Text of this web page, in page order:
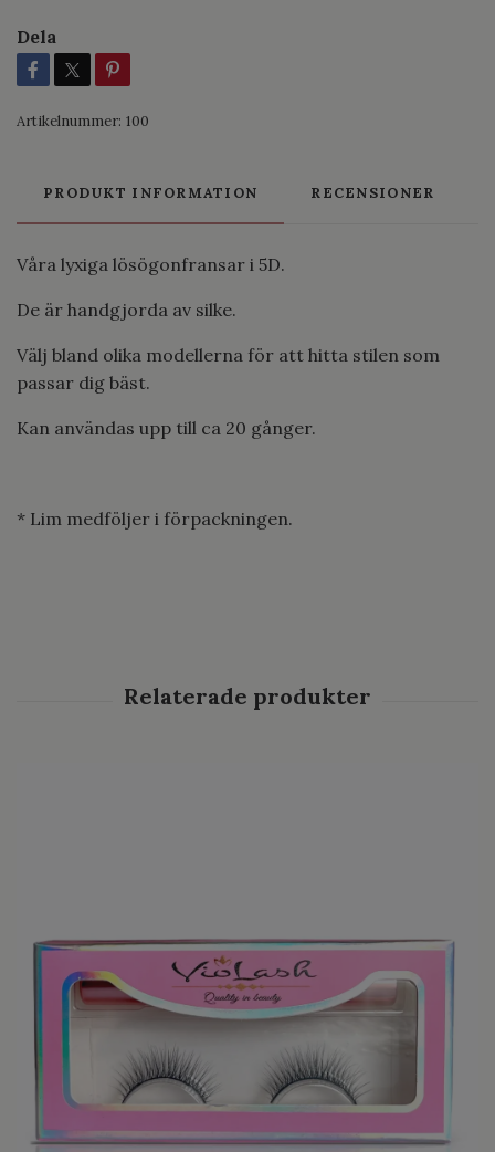
Dela
Artikelnummer: 100
PRODUKT INFORMATION RECENSIONER
Våra lyxiga lösögonfransar i 5D.
De är handgjorda av silke.
Välj bland olika modellerna för att hitta stilen som
passar dig bäst.
Kan användas upp till ca 20 gånger.
* Lim medföljer i förpackningen.